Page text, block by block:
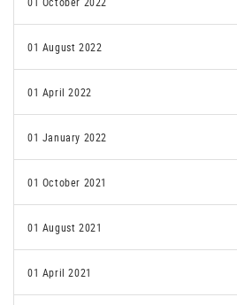
01 August 2022
01 April 2022
01 January 2022
01 October 2021
01 August 2021
01 April 2021